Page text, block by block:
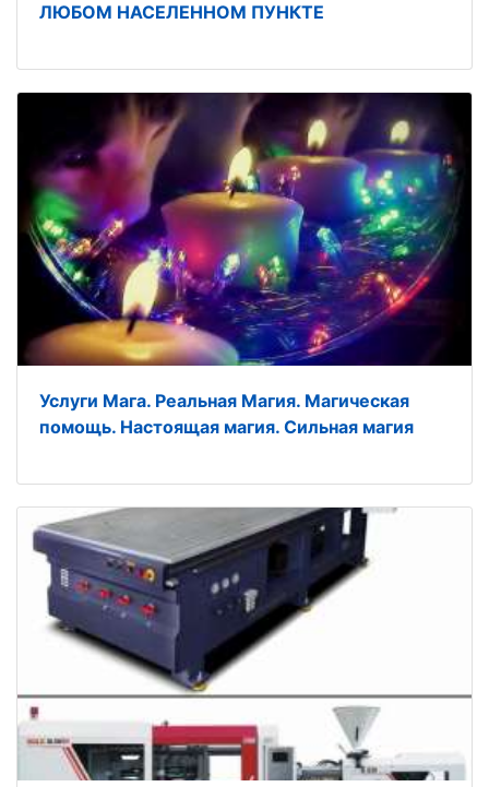
ЛЮБОМ НАСЕЛЕННОМ ПУНКТЕ
Услуги Мага. Реальная Магия. Магическая
помощь. Настоящая магия. Сильная магия